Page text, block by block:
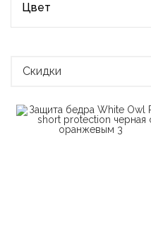
Цвет
Скидки